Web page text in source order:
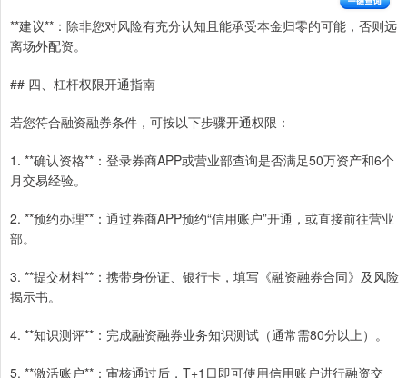
**建议**：除非您对风险有充分认知且能承受本金归零的可能，否则远
离场外配资。
## 四、杠杆权限开通指南
若您符合融资融券条件，可按以下步骤开通权限：
1. **确认资格**：登录券商APP或营业部查询是否满足50万资产和6个
月交易经验。
2. **预约办理**：通过券商APP预约“信用账户”开通，或直接前往营业
部。
3. **提交材料**：携带身份证、银行卡，填写《融资融券合同》及风险
揭示书。
4. **知识测评**：完成融资融券业务知识测试（通常需80分以上）。
5. **激活账户**：审核通过后，T+1日即可使用信用账户进行融资交